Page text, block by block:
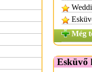
Még
Esküvő